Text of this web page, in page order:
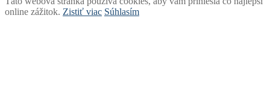
online zážitok. Zistiť viac Súhlasím